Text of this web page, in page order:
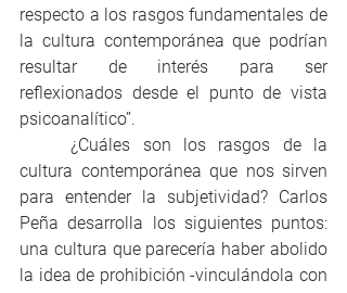
respecto a los rasgos fundamentales de
la cultura contemporánea que podrían
resultar de interés para ser
reflexionados desde el punto de vista
psicoanalítico”.
cultura contemporánea que nos sirven
para entender la subjetividad? Carlos
Peña desarrolla los siguientes puntos:
una cultura que parecería haber abolido
la idea de prohibición -vinculándola con